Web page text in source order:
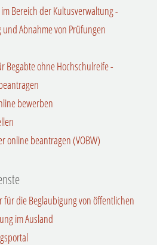
Bereich der Kultusverwaltung -
Abnahme von Prüfungen
Begabte ohne Hochschulreife -
bewerben
online beantragen (VOBW)
für die Beglaubigung von öffentlichen
im Ausland